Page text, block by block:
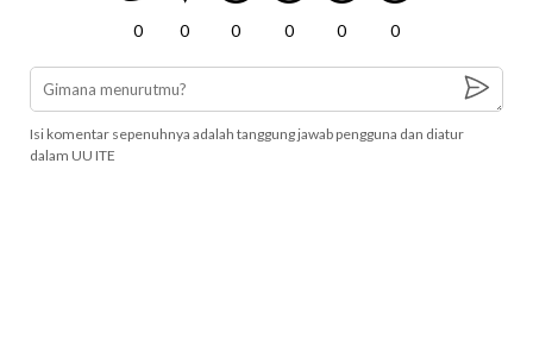
0 0 0 0 0 0
Isi komentar sepenuhnya adalah tanggung jawab pengguna dan diatur
dalam UU ITE